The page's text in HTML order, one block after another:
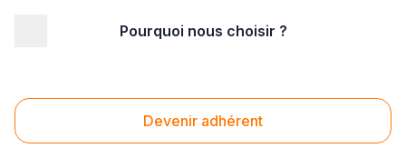
Pourquoi nous choisir ?
Devenir adhérent